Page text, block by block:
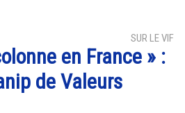
SUR LE VIF
en France » :
de Valeurs